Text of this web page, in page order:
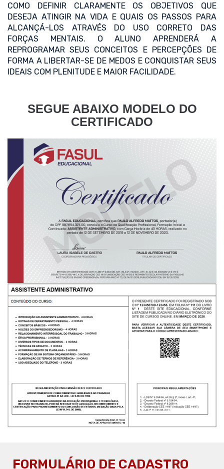
COMO DEFINIR CLARAMENTE OS OBJETIVOS QUE
DESEJA ATINGIR NA VIDA E QUAIS OS PASSOS PARA
ALCANÇÁ-LOS ATRAVÉS DO USO CORRETO DAS
FORÇAS MENTAIS. O ALUNO APRENDERÁ A
REPROGRAMAR SEUS CONCEITOS E PERCEPÇÕES DE
FORMA A LIBERTAR-SE DE MEDOS E CONQUISTAR SEUS
IDEAIS COM PLENITUDE E MAIOR FACILIDADE.
SEGUE ABAIXO MODELO DO
CERTIFICADO
FORMULÁRIO DE CADASTRO